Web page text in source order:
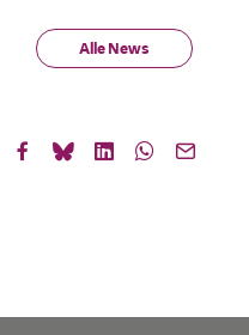
Alle News